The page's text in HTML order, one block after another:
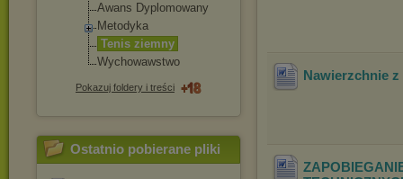
Awans Dyplomowany
Metodyka
Tenis ziemny
Wychowawstwo
Pokazuj foldery i treści
Ostatnio pobierane pliki
Nawierzchnie